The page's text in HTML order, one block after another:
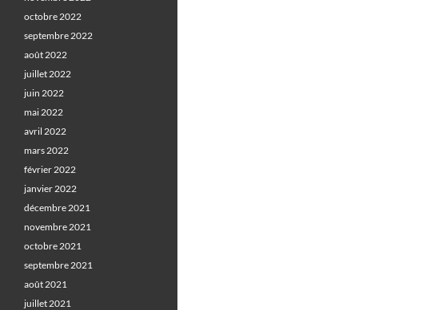
octobre 2022
septembre 2022
août 2022
juillet 2022
juin 2022
mai 2022
avril 2022
mars 2022
février 2022
janvier 2022
décembre 2021
novembre 2021
octobre 2021
septembre 2021
août 2021
juillet 2021